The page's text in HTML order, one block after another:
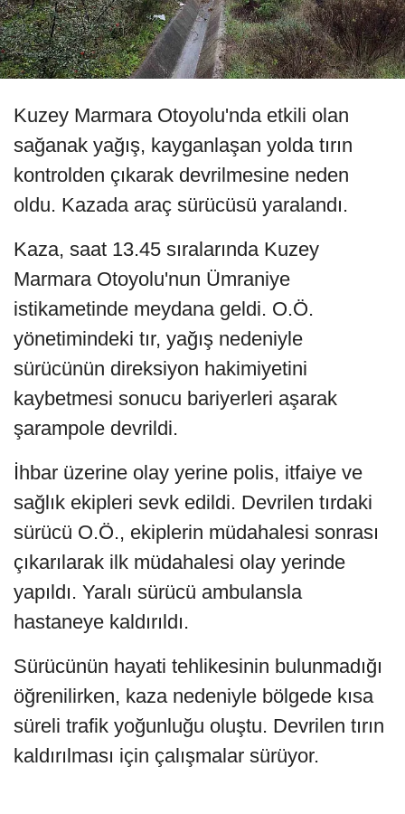
Kuzey Marmara Otoyolu'nda etkili olan
sağanak yağış, kayganlaşan yolda tırın
kontrolden çıkarak devrilmesine neden
oldu. Kazada araç sürücüsü yaralandı.
Kaza, saat 13.45 sıralarında Kuzey
Marmara Otoyolu'nun Ümraniye
istikametinde meydana geldi. O.Ö.
yönetimindeki tır, yağış nedeniyle
sürücünün direksiyon hakimiyetini
kaybetmesi sonucu bariyerleri aşarak
şarampole devrildi.
İhbar üzerine olay yerine polis, itfaiye ve
sağlık ekipleri sevk edildi. Devrilen tırdaki
sürücü O.Ö., ekiplerin müdahalesi sonrası
çıkarılarak ilk müdahalesi olay yerinde
yapıldı. Yaralı sürücü ambulansla
hastaneye kaldırıldı.
Sürücünün hayati tehlikesinin bulunmadığı
öğrenilirken, kaza nedeniyle bölgede kısa
süreli trafik yoğunluğu oluştu. Devrilen tırın
kaldırılması için çalışmalar sürüyor.